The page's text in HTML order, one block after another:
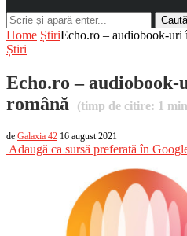
Caută
Home ȘtiriEcho.ro – audiobook-uri
Știri
Echo.ro –
română
(timp de citire: 1
de Galaxia 42 16 august 2021
Adaugă ca sursă preferată în